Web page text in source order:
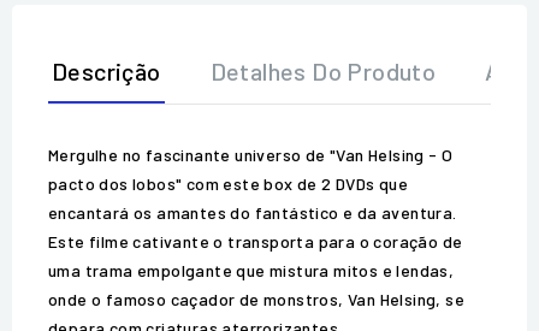
Descrição Detalhes Do Produto
Mergulhe no fascinante universo de "Van Helsing - O
pacto dos lobos" com este box de 2 DVDs que
encantará os amantes do fantástico e da aventura.
Este filme cativante o transporta para o coração de
uma trama empolgante que mistura mitos e lendas,
onde o famoso caçador de monstros, Van Helsing, se